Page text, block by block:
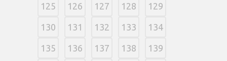
125 126 127 128 129
130 131 132 133 134
135 136 137 138 139